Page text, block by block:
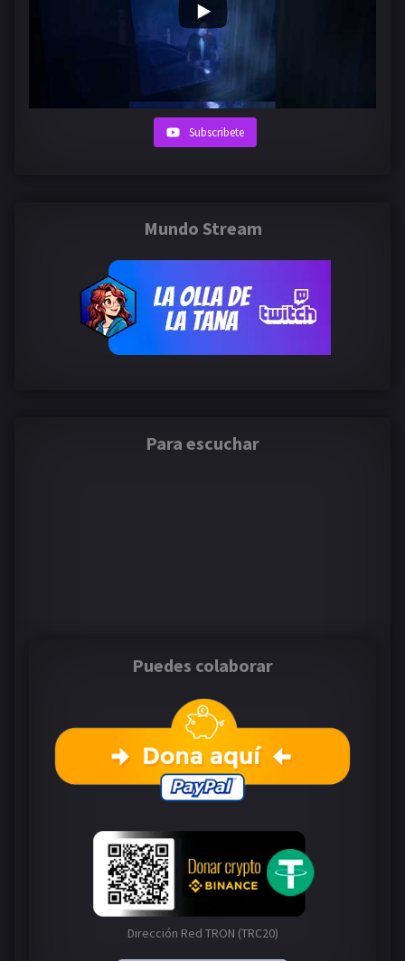
Subscribete
Mundo Stream
Para escuchar
Puedes colaborar
Dirección Red TRON (TRC20)